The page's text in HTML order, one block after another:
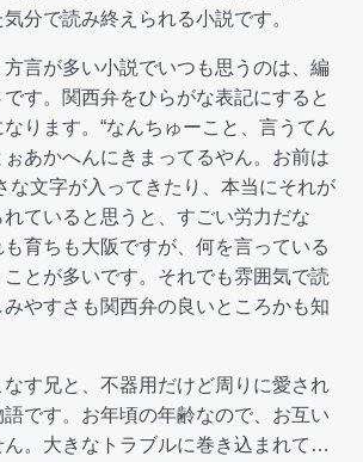
分で読み終えられる小説です。
言が多い小説でいつも思うのは、編
す。関西弁をひらがな表記にすると
ります。“なんちゅーこと、言うてん
あかへんにきまってるやん。お前は
な文字が入ってきたり、本当にそれが
ていると思うと、すごい労力だな
育ちも大阪ですが、何を言っている
とが多いです。それでも雰囲気で読
やすさも関西弁の良いところかも知
す兄と、不器用だけど周りに愛され
です。お年頃の年齢なので、お互い
ん。大きなトラブルに巻き込まれて…